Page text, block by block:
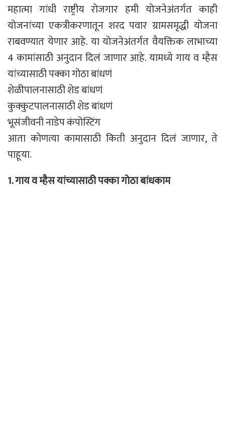
महात्मा गांधी राष्ट्रीय रोजगार हमी योजनेअंतर्गत काही
योजनांच्या एकत्रीकरणातून शरद पवार ग्रामसमृद्धी योजना
राबवण्यात येणार आहे. या योजनेअंतर्गत वैयक्तिक लाभाच्या
4 कामांसाठी अनुदान दिलं जाणार आहे. यामध्ये गाय व म्हैस
यांच्यासाठी पक्का गोठा बांधणं
शेळीपालनासाठी शेड बांधणं
कुक्कुटपालनासाठी शेड बांधणं
भूसंजीवनी नाडेप कंपोस्टिंग
आता कोणत्या कामासाठी किती अनुदान दिलं जाणार, ते
पाहूया.
1.गाय व म्हैस यांच्यासाठी पक्का गोठा बांधकाम